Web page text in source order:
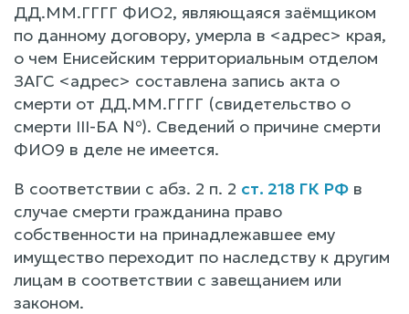
ДД.ММ.ГГГГ ФИО2, являющаяся заёмщиком
по данному договору, умерла в <адрес> края,
о чем Енисейским территориальным отделом
ЗАГС <адрес> составлена запись акта о
смерти от ДД.ММ.ГГГГ (свидетельство о
смерти III-БА №). Сведений о причине смерти
ФИО9 в деле не имеется.
В соответствии с абз. 2 п. 2 ст. 218 ГК РФ в
случае смерти гражданина право
собственности на принадлежавшее ему
имущество переходит по наследству к другим
лицам в соответствии с завещанием или
законом.